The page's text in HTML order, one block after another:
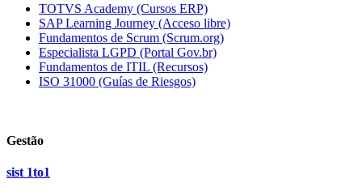
TOTVS Academy (Cursos ERP)
SAP Learning Journey (Acceso libre)
Fundamentos de Scrum (Scrum.org)
Especialista LGPD (Portal Gov.br)
Fundamentos de ITIL (Recursos)
ISO 31000 (Guías de Riesgos)
Gestão
sist 1to1